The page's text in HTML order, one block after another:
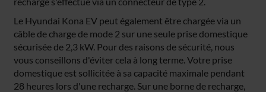
Le Hyundai Kona EV peut également être chargée via un
câble de charge de mode 2 sur une seule prise domestique
sécurisée de 2,3 kW. Pour des raisons de sécurité, nous
vous conseillons d'éviter cela à long terme. Votre prise
domestique est sollicitée à sa capacité maximale pendant
28 heures lors d'une recharge. Sur une borne de recharge,